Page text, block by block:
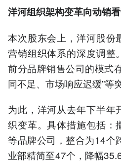
洋河组织架构变革向动销
本次股东会上，洋河股份
营销组织体系的深度调整
前分品牌销售公司的模式
同不足、市场响应迟缓”等
为此，洋河从去年下半年
织变革。具体措施包括：
等品牌公司，整合为14个
业部精简至47个，降幅